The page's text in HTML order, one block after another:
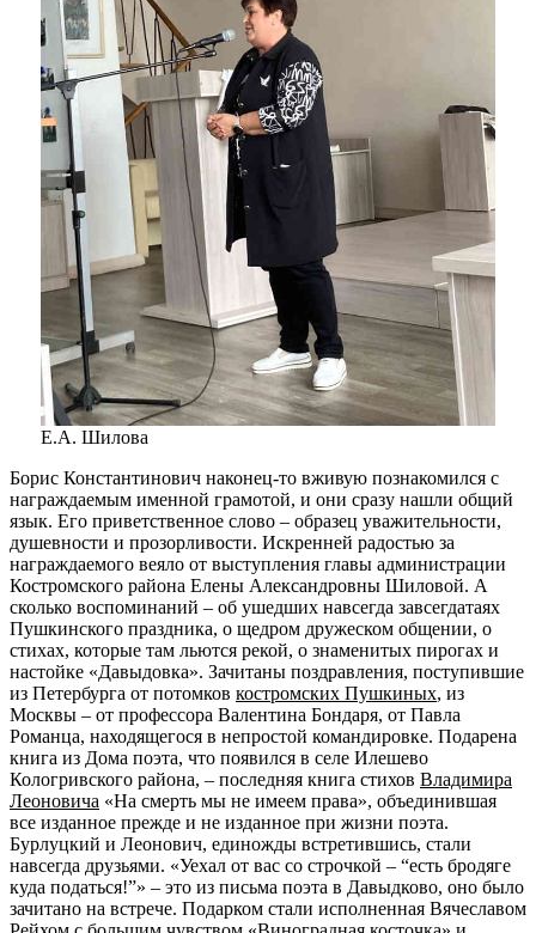
Е.А. Шилова
Борис Константинович наконец-то вживую познакомился с
награждаемым именной грамотой, и они сразу нашли общий
язык. Его приветственное слово – образец уважительности,
душевности и прозорливости. Искренней радостью за
награждаемого веяло от выступления главы администрации
Костромского района Елены Александровны Шиловой. А
сколько воспоминаний – об ушедших навсегда завсегдатаях
Пушкинского праздника, о щедром дружеском общении, о
стихах, которые там льются рекой, о знаменитых пирогах и
настойке «Давыдовка». Зачитаны поздравления, поступившие
из Петербурга от потомков костромских Пушкиных, из
Москвы – от профессора Валентина Бондаря, от Павла
Романца, находящегося в непростой командировке. Подарена
книга из Дома поэта, что появился в селе Илешево
Кологривского района, – последняя книга стихов Владимира
Леоновича «На смерть мы не имеем права», объединившая
все изданное прежде и не изданное при жизни поэта.
Бурлуцкий и Леонович, единожды встретившись, стали
навсегда друзьями. «Уехал от вас со строчкой – “есть бродяге
куда податься!”» – это из письма поэта в Давыдково, оно было
зачитано на встрече. Подарком стали исполненная Вячеславом